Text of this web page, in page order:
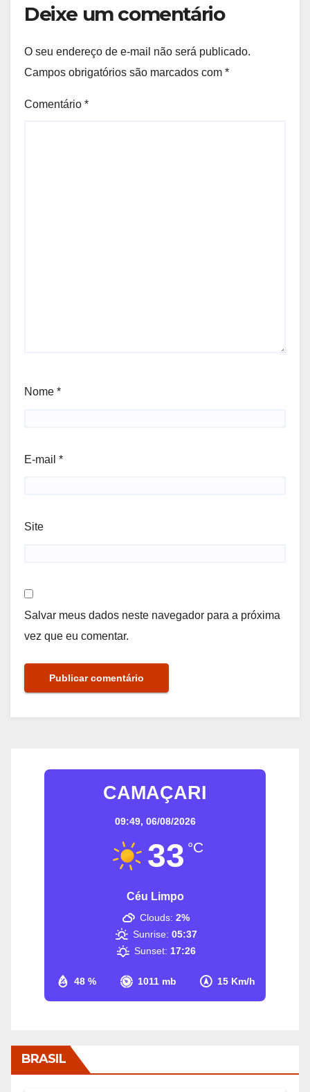
Deixe um comentário
O seu endereço de e-mail não será publicado.
Campos obrigatórios são marcados com *
Comentário *
Nome *
E-mail *
Site
Salvar meus dados neste navegador para a próxima
vez que eu comentar.
CAMAÇARI
09:49, 06/08/2026
33 °C
Céu Limpo
48 % 1011 mb 15 Km/h
Clouds: 2%
Sunrise: 05:37
Sunset: 17:26
BRASIL